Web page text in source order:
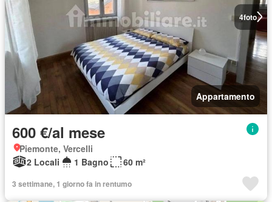
4foto
Appartamento
600 €/al mese
Piemonte, Vercelli
2 Locali
1 Bagno 60 m²
3 settimane, 1 giorno fa in rentumo